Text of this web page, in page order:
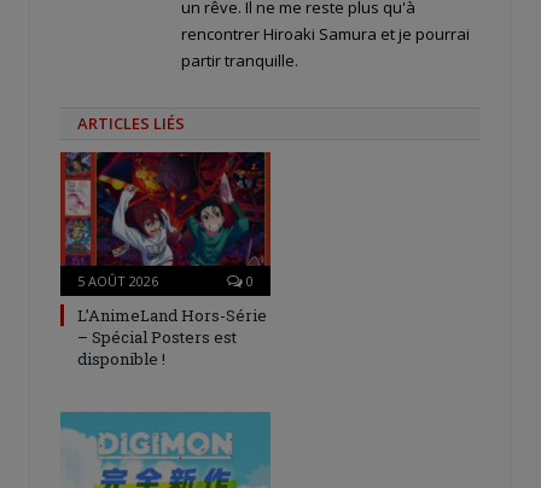
un rêve. Il ne me reste plus qu'à
rencontrer Hiroaki Samura et je pourrai
partir tranquille.
ARTICLES LIÉS
5 AOÛT 2026 0
L’AnimeLand Hors-Série
– Spécial Posters est
disponible !